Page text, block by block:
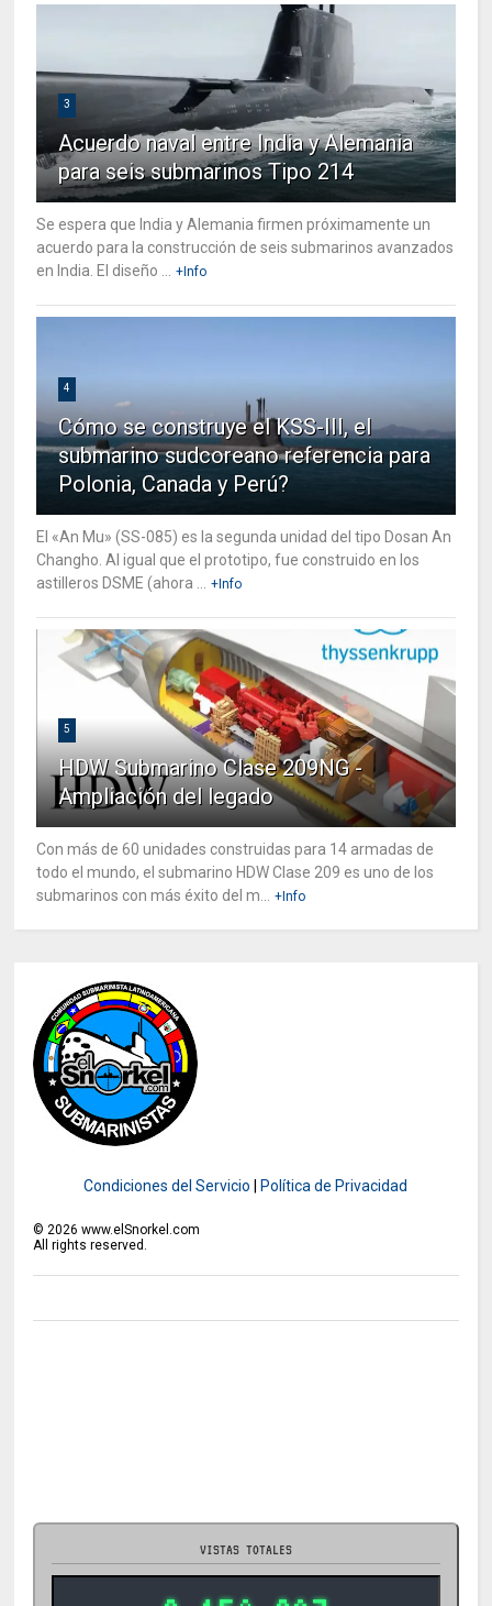
3
Acuerdo naval entre India y Alemania
para seis submarinos Tipo 214
Se espera que India y Alemania firmen próximamente un
acuerdo para la construcción de seis submarinos avanzados
en India. El diseño ...
+Info
4
Cómo se construye el KSS-III, el
submarino sudcoreano referencia para
Polonia, Canada y Perú?
El «An Mu» (SS-085) es la segunda unidad del tipo Dosan An
Changho. Al igual que el prototipo, fue construido en los
astilleros DSME (ahora ...
+Info
5
HDW Submarino Clase 209NG -
Ampliación del legado
Con más de 60 unidades construidas para 14 armadas de
todo el mundo, el submarino HDW Clase 209 es uno de los
submarinos con más éxito del m...
+Info
Condiciones del Servicio Política de Privacidad
© 2026 www.elSnorkel.com
All rights reserved.
VISTAS TOTALES